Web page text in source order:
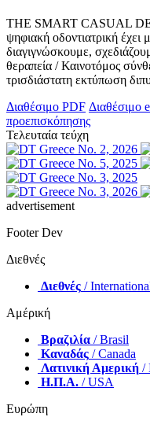
THE SMART CASUAL
ψηφιακή οδοντιατρική
διαγιγνώσκουμε,
θεραπεία / Καινοτόμος
τρισδιάστατη εκτύπωση
Διαθέσιμο PDF Διαθέσιμο
προεπισκόπησης
Τελευταία τεύχη
advertisement
Footer Dev
Διεθνές
Διεθνές /
Αμέρική
Βραζιλία / Brasil
Καναδάς / Canada
Λατινική Αμερική /
Η.Π.Α. / USA
Ευρώπη